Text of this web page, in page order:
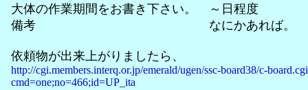
大体の作業期間をお書き下さい。 ～日程度
備考 なにかあれば。
依頼物が出来上がりましたら、
http://cgi.members.interq.or.jp/emerald/ugen/ssc-board38/c-
cmd=one;no=466;id=UP_ita